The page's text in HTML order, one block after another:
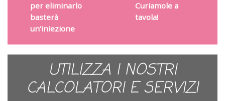
per eliminarlo
basterà
un’iniezione
Curiamole a
tavola!
UTILIZZA I NOSTRI
CALCOLATORI E SERVIZI